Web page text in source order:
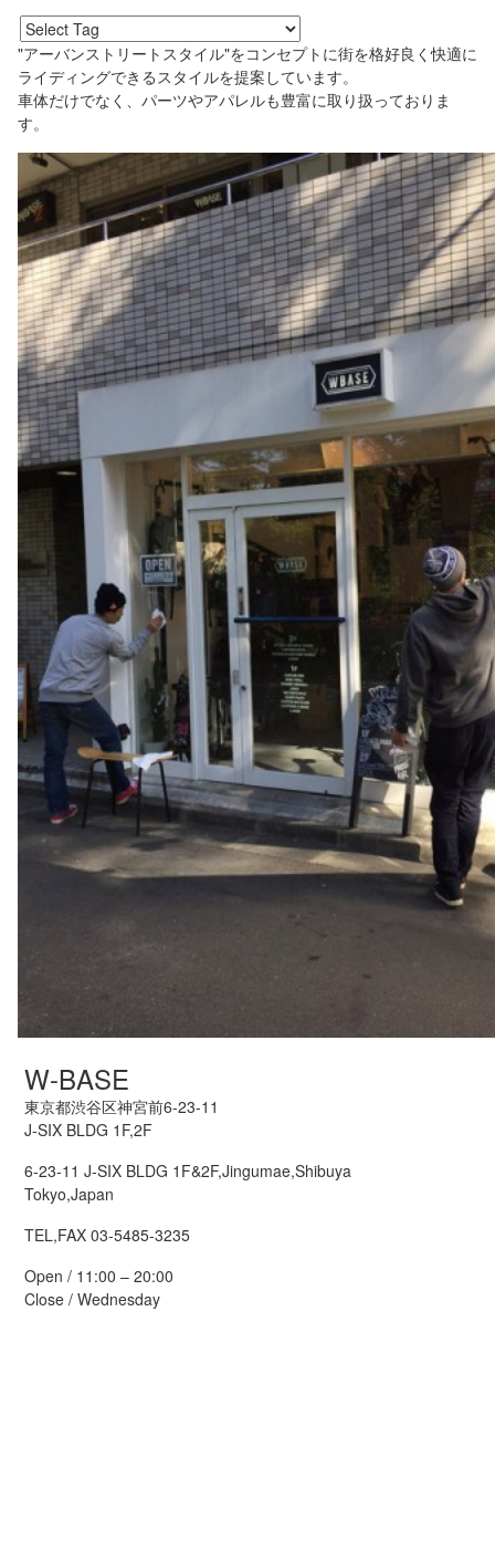
"アーバンストリートスタイル"をコンセプトに街を格好良く快適に
ライディングできるスタイルを提案しています。
車体だけでなく、パーツやアパレルも豊富に取り扱っておりま
す。
W-BASE
東京都渋谷区神宮前6-23-11
J-SIX BLDG 1F,2F
6-23-11 J-SIX BLDG 1F&2F,Jingumae,Shibuya
Tokyo,Japan
TEL,FAX 03-5485-3235
Open / 11:00 – 20:00
Close / Wednesday